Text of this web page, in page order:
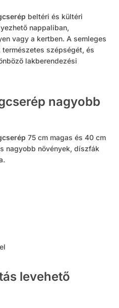
beltéri és kültéri
nappaliban,
vagy a kertben. A semleges
szépségét, és
lakberendezési
nagyobb
75 cm magas és 40 cm
nagyobb növények, díszfák
levehető